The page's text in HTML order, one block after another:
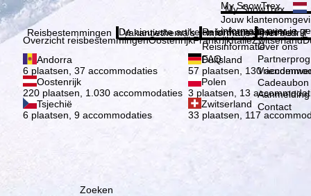
wij, TravelTrex GmbH,
behulp van
individuele
nodig (op elk
in derde landen
My SnowTrex
My SnowTrex
Jouw
informatie over je
Reisbestemmingen
Overzicht reisbestemmingenOostenrijkFrankrijkItaliëZwitserland
Andorra
6 plaatsen, 37 accommodaties
Duitsland
57 plaatsen, 130
Oostenrijk
220 plaatsen, 1.030 accommodaties
Polen
3 plaatsen, 13
Tsjechië
6 plaatsen, 9 accommodaties
Zwitserland
33 plaatsen, 117
Vakantiethema's
De nieuwste artikelen in ons magazine
Informatie
Reisinformatie
Reisinformatie
FAQ
Het bedrijf
Over ons
Over ons
Cadeaubon
Contact
Zoeken